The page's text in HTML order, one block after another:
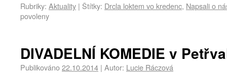
Rubriky: Aktuality | Štítky: Drcla loktem vo kredenc, Napsali o
povoleny
DIVADELNÍ KOMEDIE v
Publikováno22.10.2014 | Autor: Lucie Ráczová